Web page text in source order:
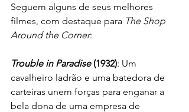
Seguem alguns de seus melhores
filmes, com destaque para The Shop
Around the Corner:
Trouble in Paradise (1932): Um
cavalheiro ladrão e uma batedora de
carteiras unem forças para enganar a
bela dona de uma empresa de